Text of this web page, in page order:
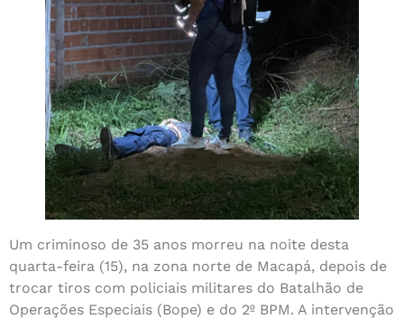
Um criminoso de 35 anos morreu na noite desta
quarta-feira (15), na zona norte de Macapá, depois de
trocar tiros com policiais militares do Batalhão de
Operações Especiais (Bope) e do 2º BPM. A intervenção